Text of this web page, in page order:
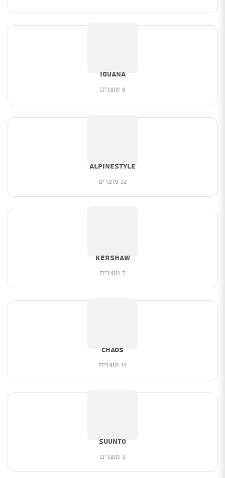
Iguana
8 מוצרים
Alpinestyle
32 מוצרים
Kershaw
7 מוצרים
CHAOS
11 מוצרים
Suunto
3 מוצרים